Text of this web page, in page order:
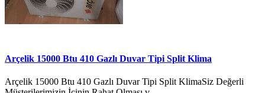
Arçelik 15000 Btu 410 Gazlı Duvar Tipi Split Klima
Arçelik 15000 Btu 410 Gazlı Duvar Tipi Split KlimaSiz Değerli